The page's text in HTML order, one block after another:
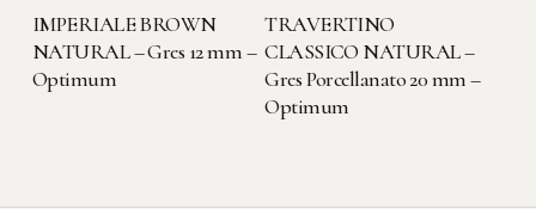
IMPERIALE BROWN
NATURAL – Gres 12 mm –
Optimum
LEGGI TUTTO
TRAVERTINO
CLASSICO NATURAL –
Gres Porcellanato 20 mm –
Optimum